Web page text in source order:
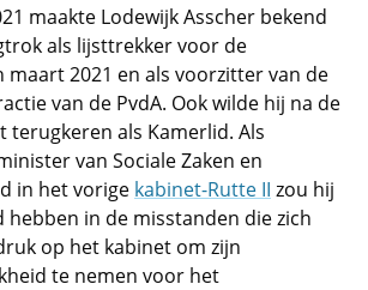
maakte Lodewijk Asscher bekend
als lijsttrekker voor de
maart 2021 en als voorzitter van de
van de PvdA. Ook wilde hij na de
terugkeren als Kamerlid. Als
van Sociale Zaken en
in het vorige kabinet-Rutte II zou hij
hebben in de misstanden die zich
op het kabinet om zijn
te nemen voor het